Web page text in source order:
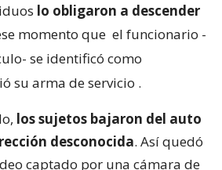
lo obligaron a descender
momento que el funcionario -
se identificó como
su arma de servicio .
los sujetos bajaron del auto
desconocida. Así quedó
captado por una cámara de